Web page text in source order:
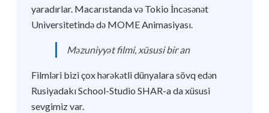
yaradırlar. Macarıstanda və Tokio İncəsənət
Universitetində də MOME Animasiyası.
Məzuniyyət filmi, xüsusi bir an
Filmləri bizi çox hərəkətli dünyalara sövq edən
Rusiyadakı School-Studio SHAR-a da xüsusi
sevgimiz var.